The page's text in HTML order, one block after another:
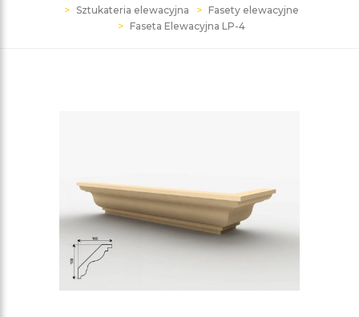
Sztukateria elewacyjna
Fasety elewacyjne
Faseta Elewacyjna LP-4